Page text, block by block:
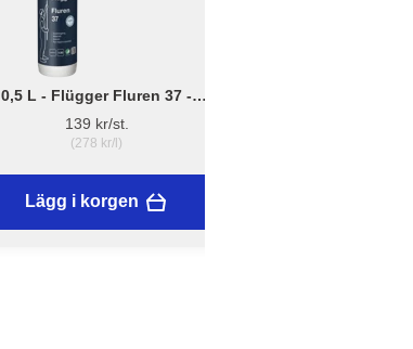
0,5 L - Flügger Fluren 37 -
Grundrengöring
139 kr/st.
(278 kr/l)
Lägg i korgen